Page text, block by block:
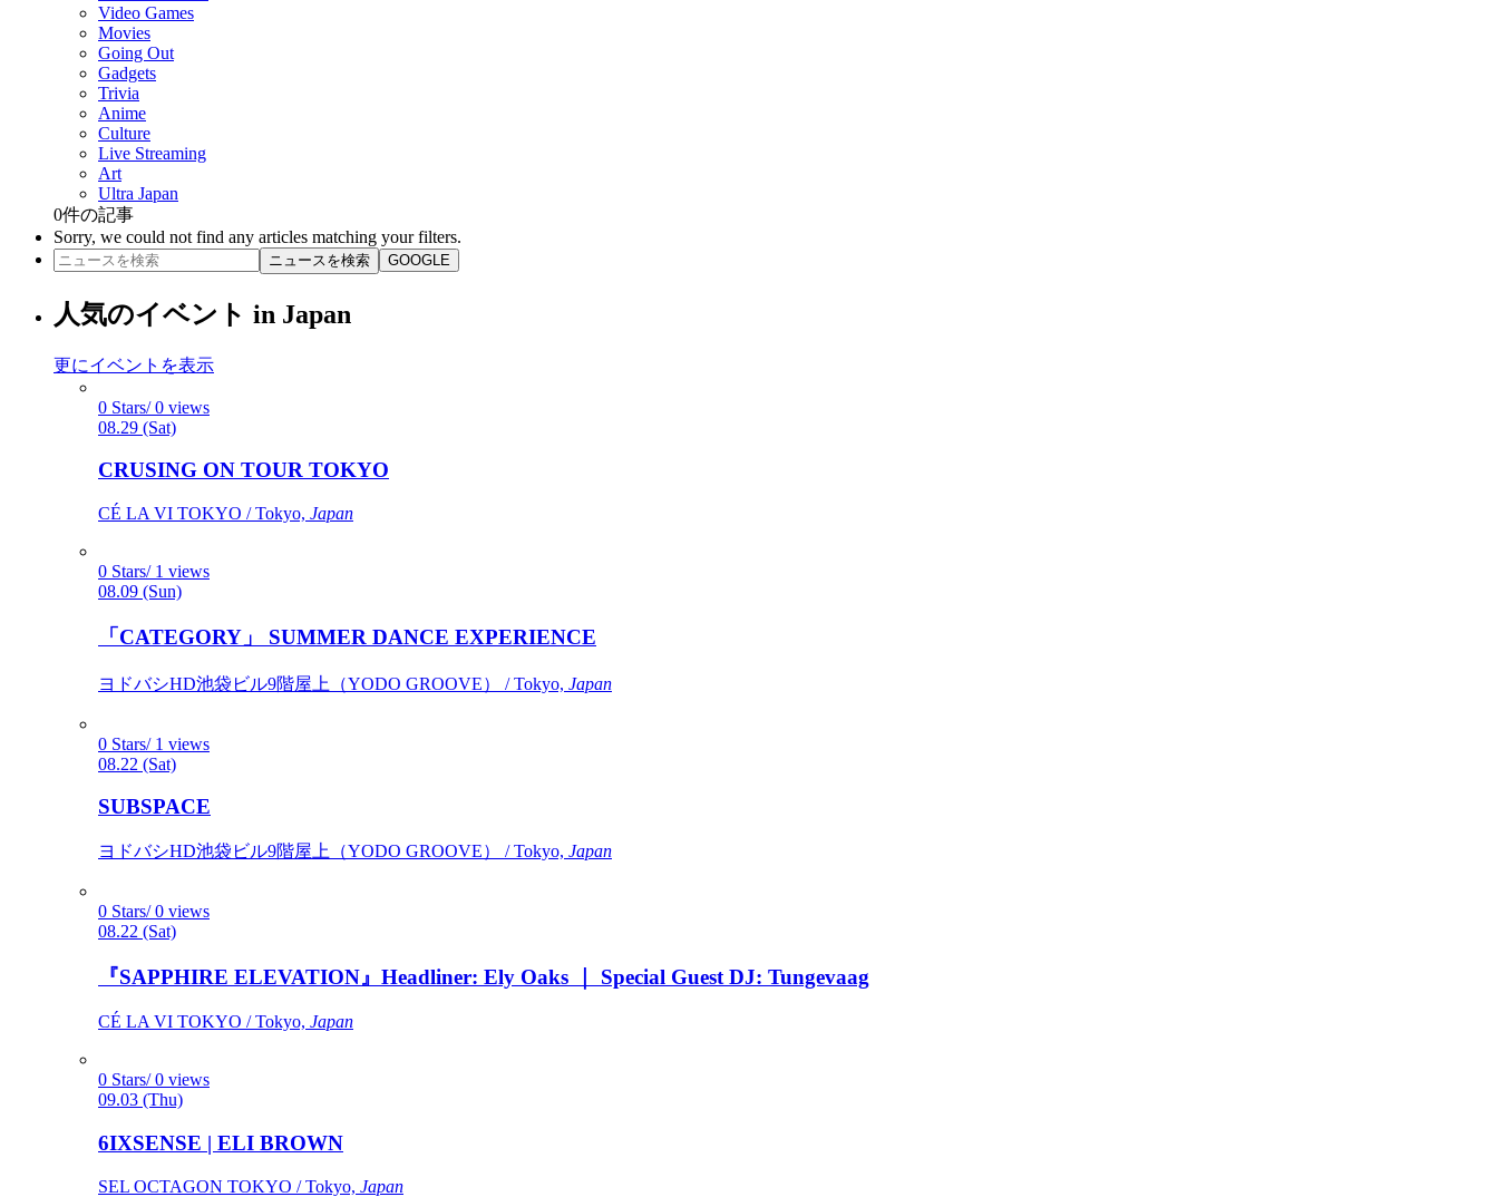
Video Games
Movies
Going Out
Gadgets
Trivia
Anime
Culture
Live Streaming
Art
Ultra Japan
0件の記事
Sorry, we could not find any articles matching your filters.
ニュースを検索 GOOGLE
人気のイベント in Japan
更にイベントを表示
0 Stars/ 0 views
08.29 (Sat)
CRUSING ON TOUR TOKYO
CÉ LA VI TOKYO / Tokyo, Japan
0 Stars/ 1 views
08.09 (Sun)
「CATEGORY」 SUMMER DANCE EXPERIENCE
ヨドバシHD池袋ビル9階屋上（YODO GROOVE） / Tokyo, Japan
0 Stars/ 1 views
08.22 (Sat)
SUBSPACE
ヨドバシHD池袋ビル9階屋上（YODO GROOVE） / Tokyo, Japan
0 Stars/ 0 views
08.22 (Sat)
『SAPPHIRE ELEVATION』Headliner: Ely Oaks ｜ Special Guest DJ: Tungevaag
CÉ LA VI TOKYO / Tokyo, Japan
0 Stars/ 0 views
09.03 (Thu)
6IXSENSE | ELI BROWN
SEL OCTAGON TOKYO / Tokyo, Japan